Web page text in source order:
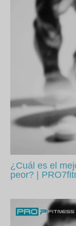
¿Cuál es el
peor? |